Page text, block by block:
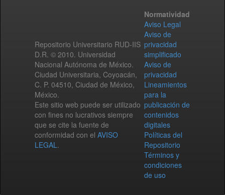
Repositorio Universitario RUD-IIS
D.R. © 2010. Universidad
Nacional Autónoma de México.
Ciudad Universitaria, Coyoacán,
C. P. 04510, Ciudad de México,
México.
Este sitio web puede ser utilizado
con fines no lucrativos siempre
que se cite la fuente de
conformidad con el AVISO
LEGAL.
Normatividad
Aviso Legal
Aviso de
privacidad
simplificado
Aviso de
privacidad
Lineamientos
para la
publicación de
contenidos
digitales
Políticas del
Repositorio
Términos y
condiciones
de uso